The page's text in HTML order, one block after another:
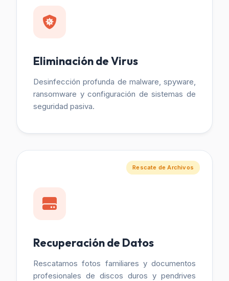
Eliminación de Virus
Desinfección profunda de malware, spyware,
ransomware y configuración de sistemas de
seguridad pasiva.
Rescate de Archivos
Recuperación de Datos
Rescatamos fotos familiares y documentos
profesionales de discos duros y pendrives